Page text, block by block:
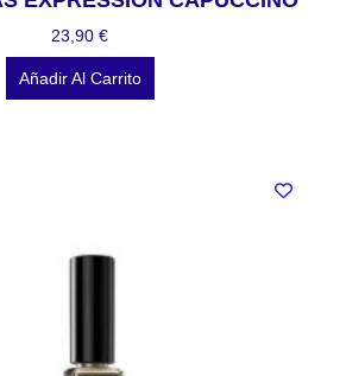
23,90 €
Añadir Al Carrito